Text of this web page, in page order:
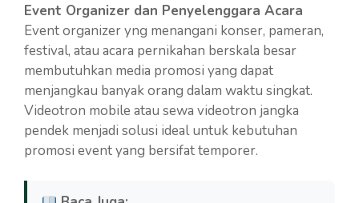
Event Organizer dan Penyelenggara Acara
Event organizer yng menangani konser, pameran,
festival, atau acara pernikahan berskala besar
membutuhkan media promosi yang dapat
menjangkau banyak orang dalam waktu singkat.
Videotron mobile atau sewa videotron jangka
pendek menjadi solusi ideal untuk kebutuhan
promosi event yang bersifat temporer.